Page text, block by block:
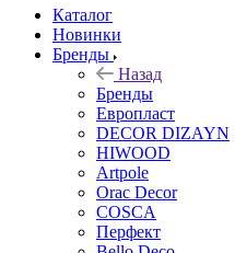
Каталог
Новинки
Бренды
Назад
Бренды
Европласт
DECOR DIZAYN
HIWOOD
Artpole
Orac Decor
COSCA
Перфект